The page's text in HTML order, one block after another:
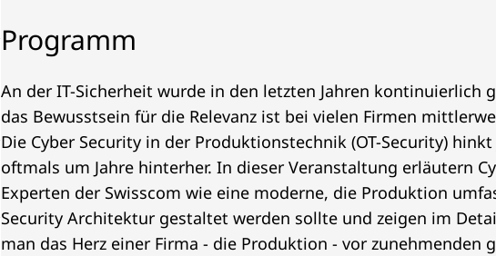
Programm
An der IT-Sicherheit wurde in den letzten Jahren kontinuierlich
das Bewusstsein für die Relevanz ist bei vielen Firmen
Die Cyber Security in der Produktionstechnik (OT-Security)
oftmals um Jahre hinterher. In dieser Veranstaltung erläutern
Experten der Swisscom wie eine moderne, die Produktion
Security Architektur gestaltet werden sollte und zeigen im
man das Herz einer Firma - die Produktion - vor zunehmenden